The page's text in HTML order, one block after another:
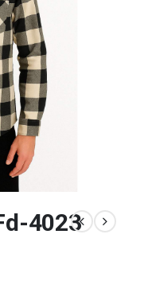
4023